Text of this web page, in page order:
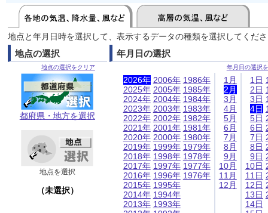
地点と年月日時を選択して、表示するデータの種類を選択してくだ
地点の選択
地点の選択をクリア
都府県・地方を選択
地点を選択
（未選択）
年月日の選択
年月日の選択
2026年
2025年
2024年
2023年
2022年
2021年
2020年
2019年
2018年
2017年
2016年
2015年
2014年
2013年
2006年
2005年
2004年
2003年
2002年
2001年
2000年
1999年
1998年
1997年
1996年
1995年
1994年
1993年
1986年
1985年
1984年
1983年
1982年
1981年
1980年
1979年
1978年
1977年
1976年
1月
2月
3月
4月
5月
6月
7月
8月
9月
10月
11月
12月
1日
2日
3日
4日
5日
6日
7日
8日
9日
10日
11日
12日
13日
14日